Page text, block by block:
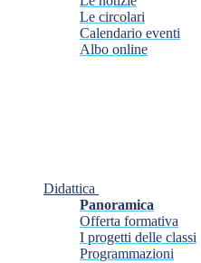
Le circolari
Calendario eventi
Albo online
Didattica
Panoramica
Offerta formativa
I progetti delle classi
Programmazioni